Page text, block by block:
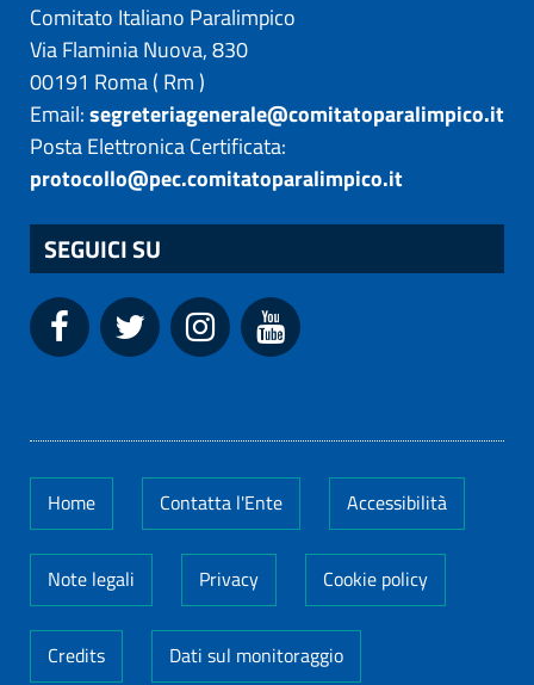
Comitato Italiano Paralimpico
Via Flaminia Nuova, 830
00191 Roma( Rm)
Email:segreteriagenerale@comitatoparalimpico.it
Posta Elettronica Certificata:
protocollo@pec.comitatoparalimpico.it
SEGUICI SU
Home Contatta l'Ente Accessibilità
Note legali Privacy Cookie policy
Credits Dati sul monitoraggio